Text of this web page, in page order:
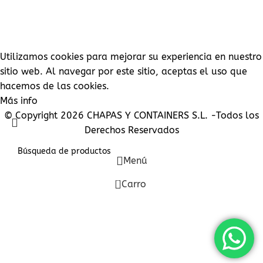
Utilizamos cookies para mejorar su experiencia en nuestro
sitio web. Al navegar por este sitio, aceptas el uso que
hacemos de las cookies.
Más info
© Copyright 2026 CHAPAS Y CONTAINERS S.L. -Todos los
Derechos Reservados
Menú
0 Carro